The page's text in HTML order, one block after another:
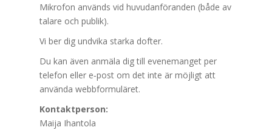
Mikrofon används vid huvudanföranden (både av
talare och publik).
Vi ber dig undvika starka dofter.
Du kan även anmäla dig till evenemanget per
telefon eller e‑post om det inte är möjligt att
använda webbformuläret.
Kontaktperson:
Maija Ihantola